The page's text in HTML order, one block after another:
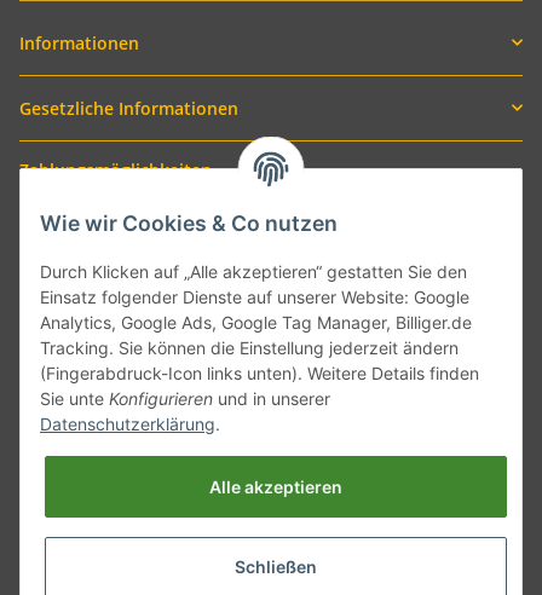
Informationen
Gesetzliche Informationen
Zahlungsmöglichkeiten
Versand mit
Wie wir Cookies & Co nutzen
Durch Klicken auf „Alle akzeptieren“ gestatten Sie den
Einsatz folgender Dienste auf unserer Website: Google
Analytics, Google Ads, Google Tag Manager, Billiger.de
Tracking. Sie können die Einstellung jederzeit ändern
(Fingerabdruck-Icon links unten). Weitere Details finden
Sie unte Konfigurieren und in unserer
Datenschutzerklärung.
Alle akzeptieren
Schließen